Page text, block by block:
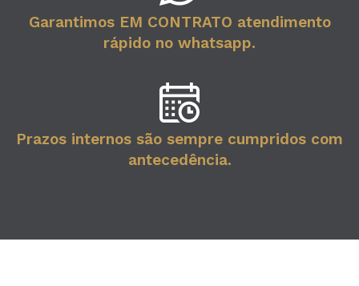
Garantimos EM CONTRATO atendimento
rápido no whatsapp.
Prazos internos são sempre cumpridos com
antecedência.